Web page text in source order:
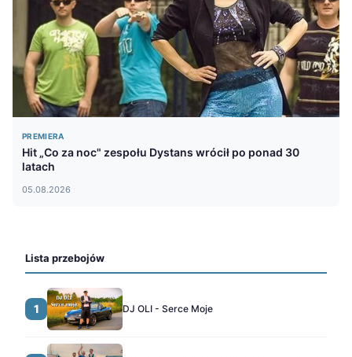
PREMIERA
Hit „Co za noc" zespołu Dystans wrócił po ponad 30
latach
05.08.2026
Lista przebojów
1 DJ OLI - Serce Moje